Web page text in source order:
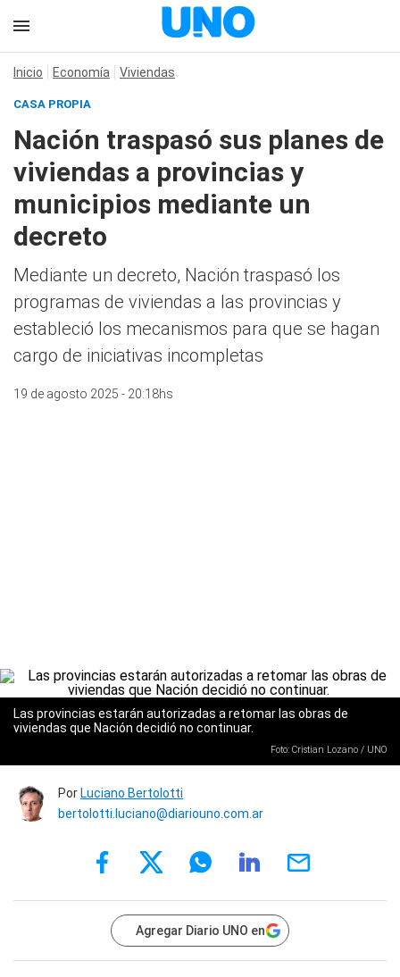
Inicio Economía Viviendas
CASA PROPIA
Nación traspasó sus planes de
viviendas a provincias y
municipios mediante un
decreto
Mediante un decreto, Nación traspasó los
programas de viviendas a las provincias y
estableció los mecanismos para que se hagan
cargo de iniciativas incompletas
19 de agosto 2025 - 20:18hs
Las provincias estarán autorizadas a retomar las obras de
viviendas que Nación decidió no continuar.
Foto: Cristian Lozano / UNO
Por Luciano Bertolotti
bertolotti.luciano@diariouno.com.ar
Agregar Diario UNO en